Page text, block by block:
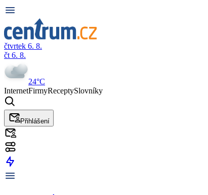
čtvrtek 6. 8.
čt 6. 8.
24°C
InternetFirmyReceptySlovníky
Přihlášení